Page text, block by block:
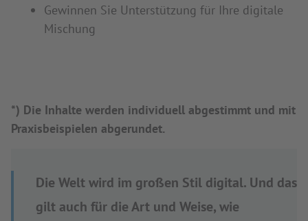
Gewinnen Sie Unterstützung für Ihre digitale
Mischung
*) Die Inhalte werden individuell abgestimmt und mit
Praxisbeispielen abgerundet.
Die Welt wird im großen Stil digital. Und das
gilt auch für die Art und Weise, wie